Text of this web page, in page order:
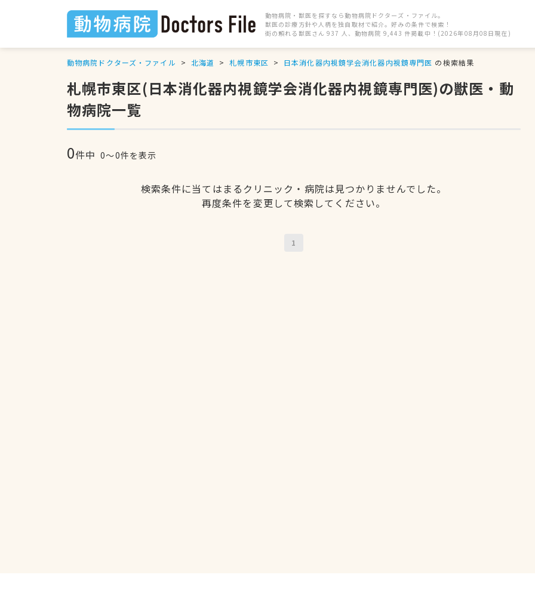
動物病院・獣医を探すなら動物病院ドクターズ・ファイル。
獣医の診療方針や人柄を独自取材で紹介。好みの条件で検索！
街の頼れる獣医さん 937 人、動物病院 9,443 件掲載中！(2026年08月08日現在)
動物病院ドクターズ・ファイル 北海道 札幌市東区 日本消化器内視鏡学会消化器内視鏡専門医 の検索結果
札幌市東区(日本消化器内視鏡学会消化器内視鏡専門医)の獣医・動
物病院一覧
0件中 0〜0件を表示
検索条件に当てはまるクリニック・病院は見つかりませんでした。
再度条件を変更して検索してください。
1